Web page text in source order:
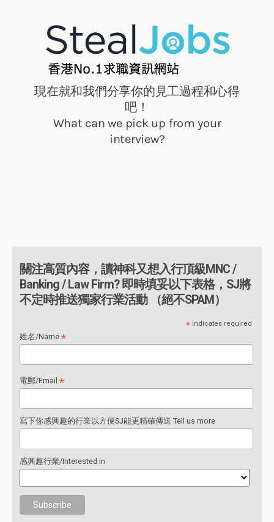
關注高質內容，讀神科又想入行頂級MNC /
Banking / Law Firm? 即時填妥以下表格，SJ將
不定時推送獨家行業活動 （絕不SPAM）
* indicates required
姓名/Name*
電郵/Email*
寫下你感興趣的行業以方便SJ能更精確傳送 Tell us more
感興趣行業/Interested in